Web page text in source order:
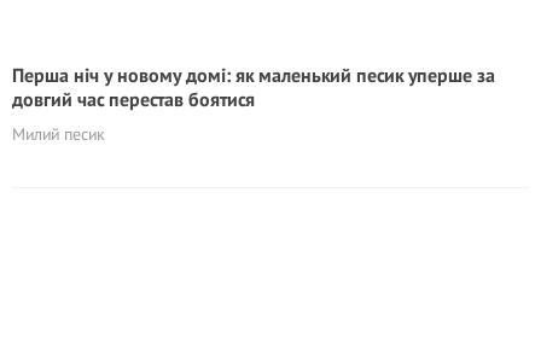
Перша ніч у новому домі: як маленький песик уперше за
довгий час перестав боятися
Милий песик